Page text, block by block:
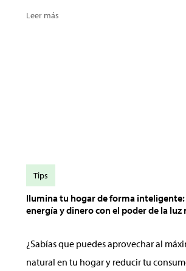
Leer más
Ilumina tu hogar de forma
energía y dinero con el poder de la luz
¿Sabías que puedes aprovechar al
natural en tu hogar y reducir tu
Tips